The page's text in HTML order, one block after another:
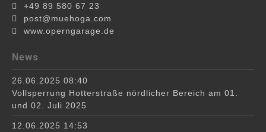
+49 89 580 67 23
post@muehoga.com
www.operngarage.de
News
26.06.2025 08:40
Vollsperrung Hotterstraße nördlicher Bereich am 01.
und 02. Juli 2025
12.06.2025 14:53